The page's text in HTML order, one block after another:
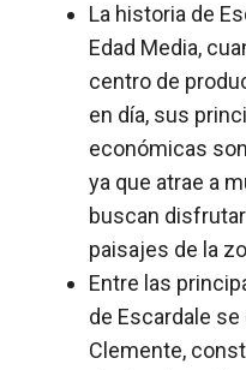
La historia de
Edad Media,
centro de
en día, sus
económicas
ya que atrae a
buscan
paisajes de la
Entre las
de Escardale
Clemente,